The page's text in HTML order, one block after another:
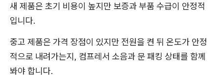
새 제품은 초기 비용이 높지만 보증과 부품 수급이 안정적
입니다.
중고 제품은 가격 장점이 있지만 전원을 켠 뒤 온도가 안정
적으로 내려가는지, 컴프레서 소음과 문 패킹 상태를 함께
봐야 합니다.